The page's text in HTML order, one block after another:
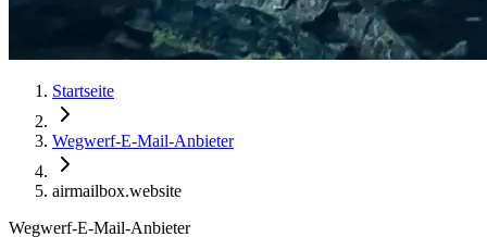
Startseite
Wegwerf-E-Mail-Anbieter
airmailbox.website
Wegwerf-E-Mail-Anbieter